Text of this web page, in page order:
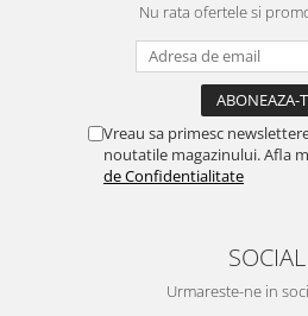
Nu rata ofertele si
Vreau sa primesc
noutatile magazinului. Afla
de Confidentialitate
SOCIAL
Urmareste-ne in